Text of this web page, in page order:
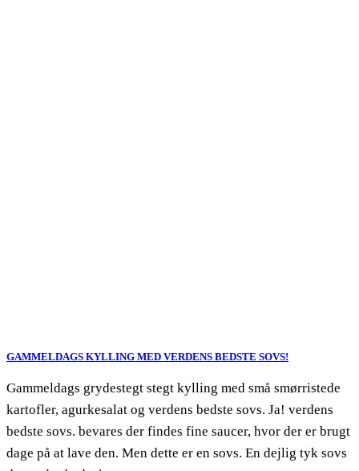
GAMMELDAGS KYLLING MED VERDENS BEDSTE SOVS!
Gammeldags grydestegt stegt kylling med små smørristede
kartofler, agurkesalat og verdens bedste sovs. Ja! verdens
bedste sovs. bevares der findes fine saucer, hvor der er brugt
dage på at lave den. Men dette er en sovs. En dejlig tyk sovs